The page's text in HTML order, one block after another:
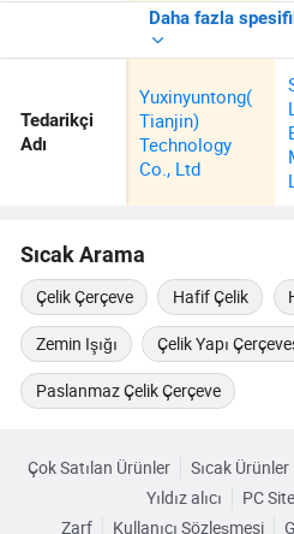
Daha fazla
Tedarikçi
Adı
Yuxinyuntong(
Tianjin)
Technology
Co., Ltd
Sıcak Arama
Çelik Çerçeve Hafif Çelik
Zemin Işığı Çelik Yapı
Paslanmaz Çelik Çerçeve
Çok Satılan Ürünler Sıcak Ürünler
Yıldız alıcı
PC
Zarf
Kullanıcı Sözleşmesi